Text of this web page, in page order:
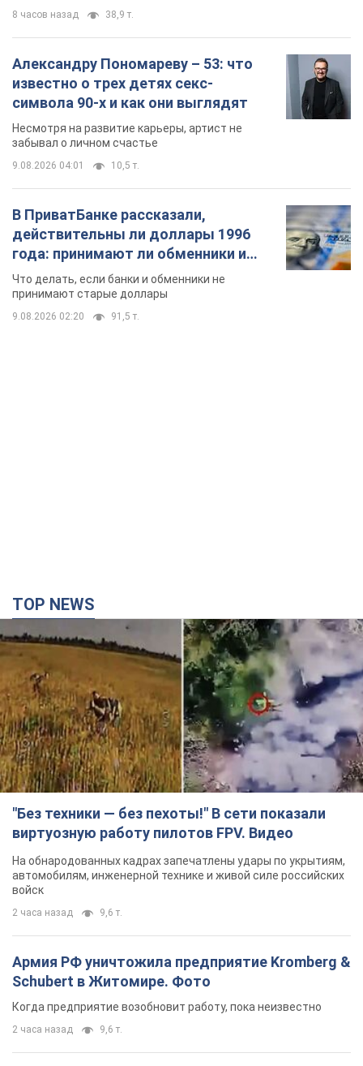
8 часов назад 38,9 т.
Александру Пономареву – 53: что
известно о трех детях секс-
символа 90-х и как они выглядят
Несмотря на развитие карьеры, артист не
забывал о личном счастье
9.08.2026 04:01 10,5 т.
В ПриватБанке рассказали,
действительны ли доллары 1996
года: принимают ли обменники и
банки такие купюры
Что делать, если банки и обменники не
принимают старые доллары
9.08.2026 02:20 91,5 т.
TOP NEWS
"Без техники — без пехоты!" В сети показали
виртуозную работу пилотов FPV. Видео
На обнародованных кадрах запечатлены удары по укрытиям,
автомобилям, инженерной технике и живой силе российских
войск
2 часа назад 9,6 т.
Армия РФ уничтожила предприятие Kromberg &
Schubert в Житомире. Фото
Когда предприятие возобновит работу, пока неизвестно
2 часа назад 9,6 т.